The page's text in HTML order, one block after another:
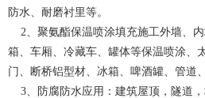
防水、耐磨衬里等。
2、聚氨酯保温喷涂填充施工外墙、
箱、车厢、冷藏车、罐体等保温喷涂、
门、断桥铝型材、冰箱、啤酒罐、管
3、防腐防水应用：建筑屋顶，隧道